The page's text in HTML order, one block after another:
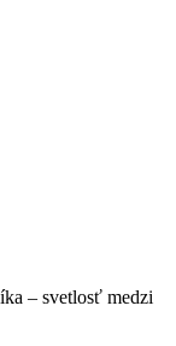
– svetlosť medzi